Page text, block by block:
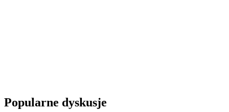
Popularne dyskusje